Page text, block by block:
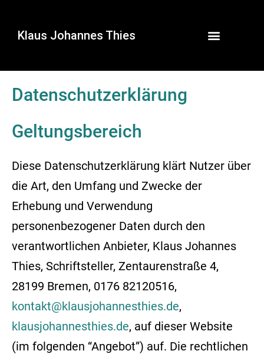
Klaus Johannes Thies
Datenschutzerklärung
Geltungsbereich
Diese Datenschutzerklärung klärt Nutzer über
die Art, den Umfang und Zwecke der
Erhebung und Verwendung
personenbezogener Daten durch den
verantwortlichen Anbieter, Klaus Johannes
Thies, Schriftsteller, Zentaurenstraße 4,
28199 Bremen, 0176 82120516,
kontakt@klausjohannesthies.de,
klausjohannesthies.de, auf dieser Website
(im folgenden “Angebot”) auf. Die rechtlichen